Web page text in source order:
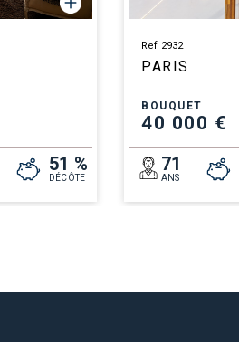
51 %
DÉCÔTE
Ref 2932
PARIS
BOUQUET
40 000 €
71
ANS